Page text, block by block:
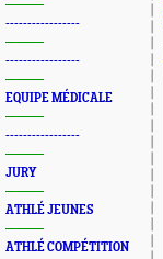
-----------------
-----------------
EQUIPE MÉDICALE
-----------------
JURY
ATHLÉ JEUNES
ATHLÉ COMPÉTITION